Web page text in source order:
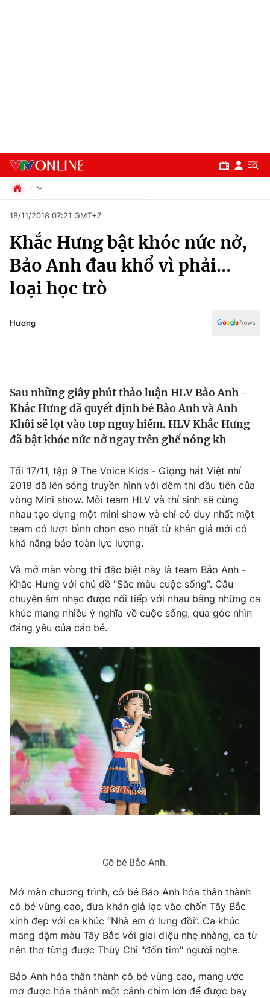
Chuyên mục
Chính trị
Thế giới
Tin tức
Thế giới đó đây
Câu chuyện quốc tế
Kinh tế
Tài chính
Thị trường
Góc doanh nghiệp
Dữ liệu và đời sống
Truyền hình
Phim VTV
Hậu trường
Nhân vật
Khán giả
Điện ảnh
Âm nhạc
Sao
Đời sống
Du lịch
Chất lượng cuộc sống
Giáo dục
Tuyển sinh
Học trực tuyến
Công nghệ
Hitech Công nghệ tương lai
Sản phẩm
Thị trường
Tư vấn
Giao lưu trực tuyến
Lịch phát sóng
Chuyên mục khác
Emagazine Podcast
Shorts video
VTV Money VTV Thể thao
VTV Sức khoẻ Bất động sản
Thị trường 24h Tấm lòng Việt
Xã hội
Pháp luật
Thể thao
Truyền hình
Văn hóa - Giải trí
18/11/2018 07:21 GMT+7
Khắc Hưng bật khóc nức nở,
Bảo Anh đau khổ vì phải...
loại học trò
Hương
Sau những giây phút thảo luận HLV Bảo Anh -
Khắc Hưng đã quyết định bé Bảo Anh và Anh
Khôi sẽ lọt vào top nguy hiểm. HLV Khắc Hưng
đã bật khóc nức nở ngay trên ghế nóng kh
Tối 17/11, tập 9 The Voice Kids - Giọng hát Việt nhí
2018 đã lên sóng truyền hình với đêm thi đầu tiên của
vòng Mini show. Mỗi team HLV và thí sinh sẽ cùng
nhau tạo dựng một mini show và chỉ có duy nhất một
team có lượt bình chọn cao nhất từ khán giả mới có
khả năng bảo toàn lực lượng.
Và mở màn vòng thi đặc biệt này là team Bảo Anh -
Khắc Hưng với chủ đề "Sắc màu cuộc sống". Câu
chuyện âm nhạc được nối tiếp với nhau bằng những ca
khúc mang nhiều ý nghĩa về cuộc sống, qua góc nhìn
đáng yêu của các bé.
Cô bé Bảo Anh.
Mở màn chương trình, cô bé Bảo Anh hóa thân thành
cô bé vùng cao, đưa khán giả lạc vào chốn Tây Bắc
xinh đẹp với ca khúc “Nhà em ở lưng đồi”. Ca khúc
mang đậm màu Tây Bắc với giai điệu nhẹ nhàng, ca từ
nên thơ từng được Thùy Chi "đốn tim" người nghe.
Bảo Anh hóa thân thành cô bé vùng cao, mang ước
mơ được hóa thành một cánh chim lớn để được bay